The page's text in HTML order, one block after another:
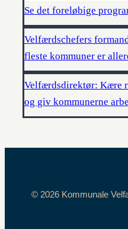
Se det foreløbige
Velfærdschefers
fleste kommuner er
Velfærdsdirektør: Kære
og giv kommunerne
© 2026 Kommunale